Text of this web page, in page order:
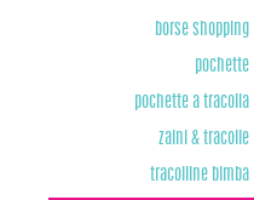
borse shopping
pochette
pochette a tracolla
zaini & tracolle
tracolline bimba